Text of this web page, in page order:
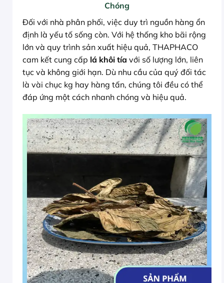
Chóng
Đối với nhà phân phối, việc duy trì nguồn hàng ổn
định là yếu tố sống còn. Với hệ thống kho bãi rộng
lớn và quy trình sản xuất hiệu quả, THAPHACO
cam kết cung cấp lá khôi tía với số lượng lớn, liên
tục và không giới hạn. Dù nhu cầu của quý đối tác
là vài chục kg hay hàng tấn, chúng tôi đều có thể
đáp ứng một cách nhanh chóng và hiệu quả.